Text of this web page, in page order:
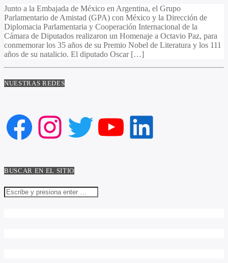
Junto a la Embajada de México en Argentina, el Grupo
Parlamentario de Amistad (GPA) con México y la Dirección de
Diplomacia Parlamentaria y Cooperación Internacional de la
Cámara de Diputados realizaron un Homenaje a Octavio Paz, para
conmemorar los 35 años de su Premio Nobel de Literatura y los 111
años de su natalicio. El diputado Oscar […]
NUESTRAS REDES
Facebook
Instagram
Twitter
YouTube
LinkedIn
BUSCAR EN EL SITIO